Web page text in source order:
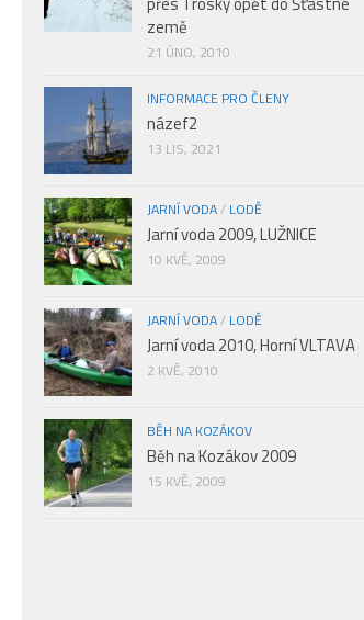
země
21 ÚNO, 2010
INFORMACE PRO ČLENY
názef2
13 LIS, 2021
JARNÍ VODA/ LODĚ
Jarní voda 2009, LUŽNICE
10 KVĚ, 2009
JARNÍ VODA/ LODĚ
Jarní voda 2010, Horní VLTAVA
2 KVĚ, 2010
BĚH NA KOZÁKOV
Běh na Kozákov 2009
15 KVĚ, 2009